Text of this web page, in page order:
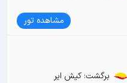
مشاهده تور
برگشت: کیش ایر